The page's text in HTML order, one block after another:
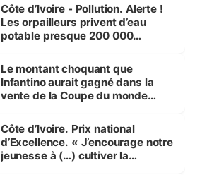
Côte d’Ivoire - Pollution. Alerte !
Les orpailleurs privent d’eau
potable presque 200 000
Le montant choquant que
Infantino aurait gagné dans la
vente de la Coupe du monde
Côte d’Ivoire. Prix national
d’Excellence. « J’encourage notre
jeunesse à (…) cultiver la